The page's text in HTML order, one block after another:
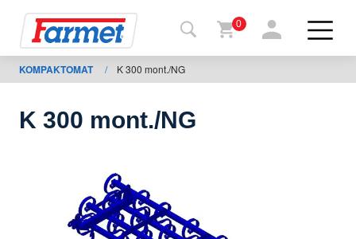
Farmeti
masinad
0
KOMPAKTOMAT / K 300 mont./NG
K 300 mont./NG